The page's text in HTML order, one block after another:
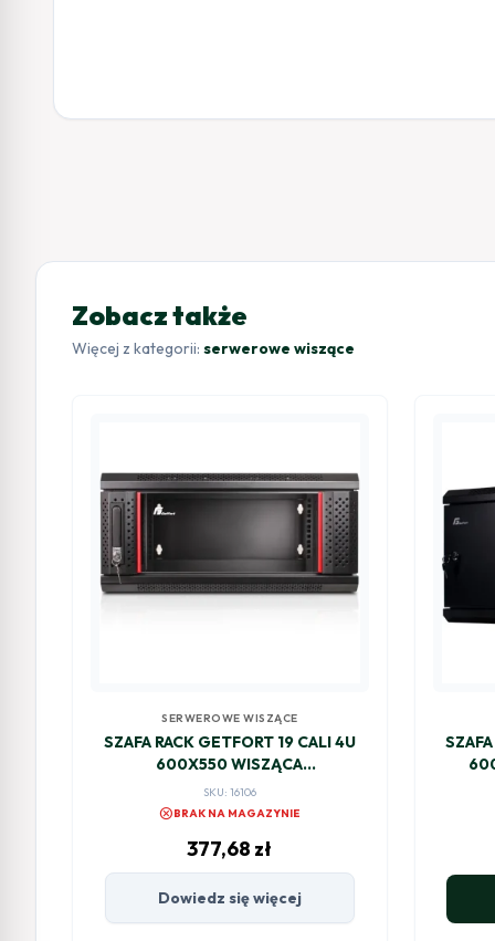
Zobacz także
Więcej z kategorii: serwerowe wiszące
SERWEROWE WISZĄCE
SZAFA RACK GETFORT 19 CALI 4U
600X550 WISZĄCA
DWUSEKCYJNA
SKU: 16106
cancelBRAK NA MAGAZYNIE
377,68 zł
Dowiedz się więcej